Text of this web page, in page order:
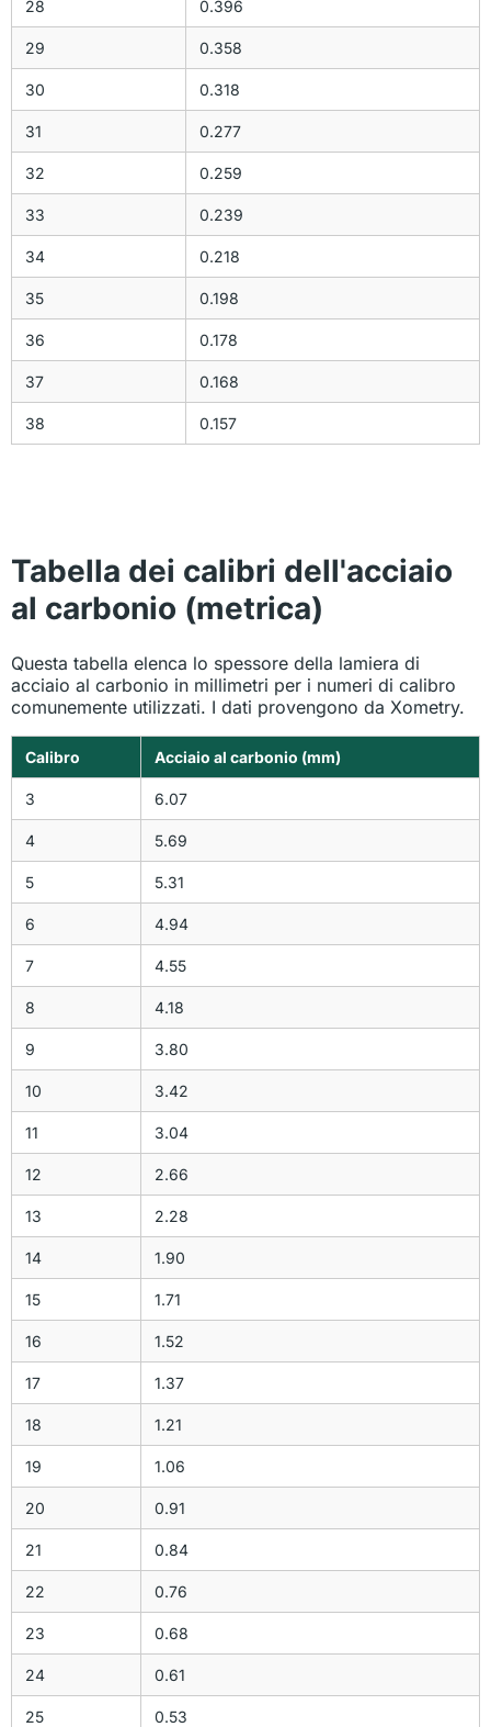
28 0.396
29 0.358
30 0.318
31 0.277
32 0.259
33 0.239
34 0.218
35 0.198
36 0.178
37 0.168
38 0.157
Tabella dei calibri dell'acciaio
al carbonio (metrica)
Questa tabella elenca lo spessore della lamiera di
acciaio al carbonio in millimetri per i numeri di calibro
comunemente utilizzati. I dati provengono da Xometry.
Calibro Acciaio al carbonio (mm)
3 6.07
4 5.69
5 5.31
6 4.94
7 4.55
8 4.18
9 3.80
10 3.42
11 3.04
12 2.66
13 2.28
14 1.90
15 1.71
16 1.52
17 1.37
18 1.21
19 1.06
20 0.91
21 0.84
22 0.76
23 0.68
24 0.61
25 0.53